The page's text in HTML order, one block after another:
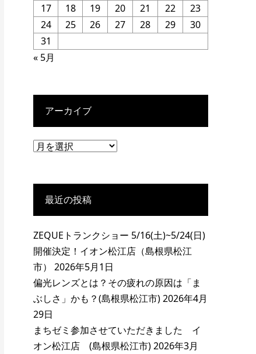
17
18 19 20 21 22
23
24
25 26 27 28 29
30
31
« 5月
アーカイブ
最近の投稿
ZEQUEトランクショー 5/16(土)~5/24(日)
開催決定！イオン松江店（島根県松江
市）
2026年5月1日
偏光レンズとは？その疲れの原因は「ま
ぶしさ」かも？(島根県松江市)2026年4月
29日
まちゼミ参加させていただきました イ
オン松江店 (島根県松江市)2026年3月